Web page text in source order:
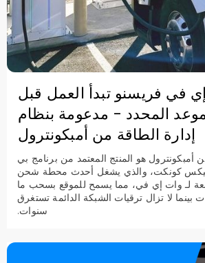
في فريسنو تبدأ العمل قبل
المحدد - مدعومة بنظام
إدارة الطاقة من أمبكونترول
أمبكونترول هو المنتج المعتمد من برنامج بي
كونكت، والذي يشغل أحدث محطة شحن
لـ وات إي في، مما يسمح للموقع بسحب ما
ميجاوات بينما لا تزال ترقيات الشبكة الدائمة تستغرق
سنوات.